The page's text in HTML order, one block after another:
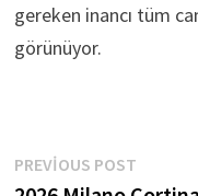
gereken inancı tüm
görünüyor.
Yazı
PREVIOUS POSTPrevious